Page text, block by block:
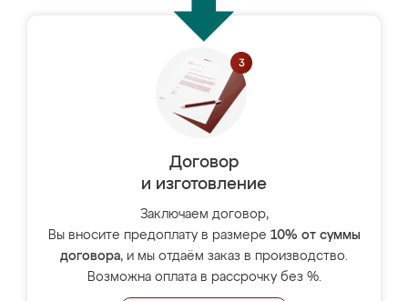
Договор
и изготовление
Заключаем договор,
Вы вносите предоплату в размере 10% от суммы
договора, и мы отдаём заказ в производство.
Возможна оплата в рассрочку без %.